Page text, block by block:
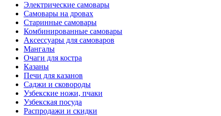
Электрические самовары
Cамовары на дровах
Старинные самовары
Комбинированные самовары
Аксессуары для самоваров
Мангалы
Очаги для костра
Казаны
Печи для казанов
Саджи и сковороды
Узбекские ножи, пчаки
Узбекская посуда
Распродажи и скидки